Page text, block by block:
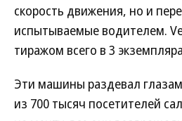
скорость движения, но и
испытываемые водителем.
тиражом всего в 3
Эти машины раздевал
из 700 тысяч посетителей